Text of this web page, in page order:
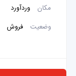
مکان
وردآورد
وضعیت
فروش